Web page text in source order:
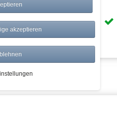
akzeptieren